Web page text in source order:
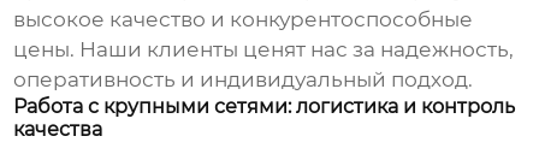
высокое качество и конкурентоспособные
цены. Наши клиенты ценят нас за надежность,
оперативность и индивидуальный подход.
Работа с крупными сетями: логистика и контроль
качества